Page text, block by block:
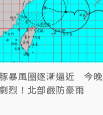
暴風圈逐漸逼近 今晚
烈！北部嚴防豪雨